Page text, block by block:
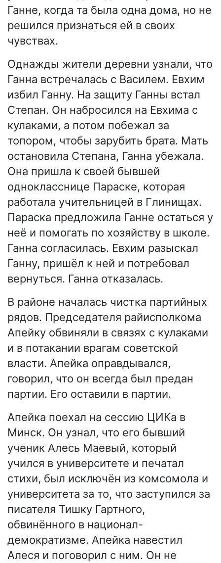
Ганне, когда та была одна дома, но не
решился признаться ей в своих
чувствах.
Однажды жители деревни узнали, что
Ганна встречалась с Василем. Евхим
избил Ганну. На защиту Ганны встал
Степан. Он набросился на Евхима с
кулаками, а потом побежал за
топором, чтобы зарубить брата. Мать
остановила Степана, Ганна убежала.
Она пришла к своей бывшей
однокласснице Параске, которая
работала учительницей в Глинищах.
Параска предложила Ганне остаться у
неё и помогать по хозяйству в школе.
Ганна согласилась. Евхим разыскал
Ганну, пришёл к ней и потребовал
вернуться. Ганна отказалась.
В районе началась чистка партийных
рядов. Председателя райисполкома
Апейку обвиняли в связях с кулаками
и в потакании врагам советской
власти. Апейка оправдывался,
говорил, что он всегда был предан
партии. Его оставили в партии.
Апейка поехал на сессию ЦИКа в
Минск. Он узнал, что его бывший
ученик Алесь Маевый, который
учился в университете и печатал
стихи, был исключён из комсомола и
университета за то, что заступился за
писателя Тишку Гартного,
обвинённого в национал-
демократизме. Апейка навестил
Алеся и поговорил с ним. Он не